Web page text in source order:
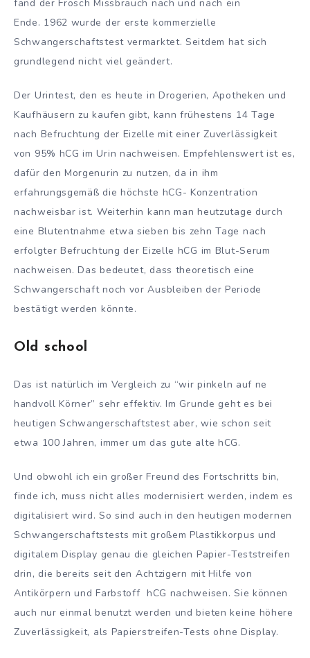
fand der Frosch Missbrauch nach und nach ein
Ende. 1962 wurde der erste kommerzielle
Schwangerschaftstest vermarktet. Seitdem hat sich
grundlegend nicht viel geändert.
Der Urintest, den es heute in Drogerien, Apotheken und
Kaufhäusern zu kaufen gibt, kann frühestens 14 Tage
nach Befruchtung der Eizelle mit einer Zuverlässigkeit
von 95% hCG im Urin nachweisen. Empfehlenswert ist es,
dafür den Morgenurin zu nutzen, da in ihm
erfahrungsgemäß die höchste hCG- Konzentration
nachweisbar ist. Weiterhin kann man heutzutage durch
eine Blutentnahme etwa sieben bis zehn Tage nach
erfolgter Befruchtung der Eizelle hCG im Blut-Serum
nachweisen. Das bedeutet, dass theoretisch eine
Schwangerschaft noch vor Ausbleiben der Periode
bestätigt werden könnte.
Old school
Das ist natürlich im Vergleich zu “wir pinkeln auf ne
handvoll Körner” sehr effektiv. Im Grunde geht es bei
heutigen Schwangerschaftstest aber, wie schon seit
etwa 100 Jahren, immer um das gute alte hCG.
Und obwohl ich ein großer Freund des Fortschritts bin,
finde ich, muss nicht alles modernisiert werden, indem es
digitalisiert wird. So sind auch in den heutigen modernen
Schwangerschaftstests mit großem Plastikkorpus und
digitalem Display genau die gleichen Papier-Teststreifen
drin, die bereits seit den Achtzigern mit Hilfe von
Antikörpern und Farbstoff hCG nachweisen. Sie können
auch nur einmal benutzt werden und bieten keine höhere
Zuverlässigkeit, als Papierstreifen-Tests ohne Display.